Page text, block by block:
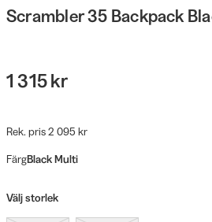
Scrambler 35 Backpack
1 315 kr
Rek. pris 2 095 kr
FärgBlack Multi
Välj storlek